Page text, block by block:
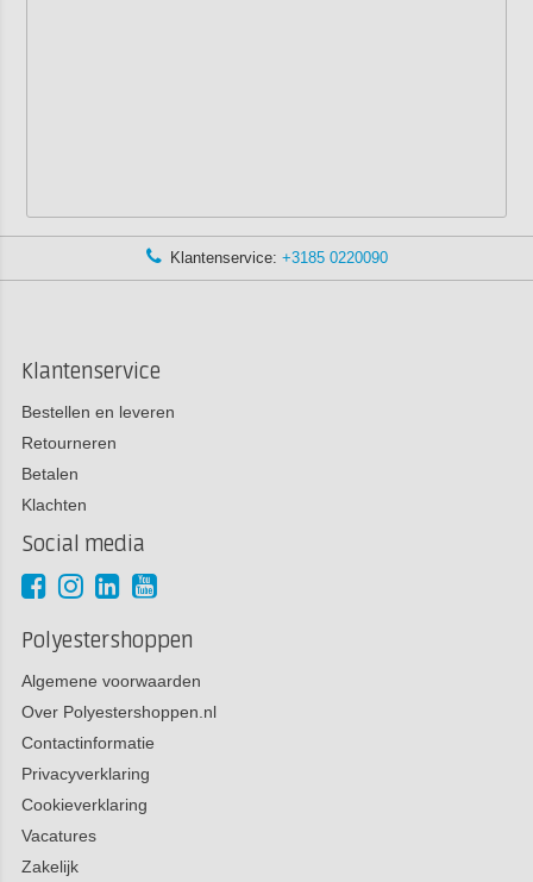
Klantenservice: +3185 0220090
Klantenservice
Bestellen en leveren
Retourneren
Betalen
Klachten
Social media
Polyestershoppen
Algemene voorwaarden
Over Polyestershoppen.nl
Contactinformatie
Privacyverklaring
Cookieverklaring
Vacatures
Zakelijk